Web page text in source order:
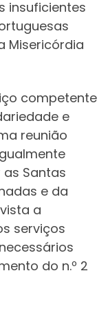
insuficientes
Misericórdia
competente
e
reunião
Santas
e da
a
serviços
do n.º 2